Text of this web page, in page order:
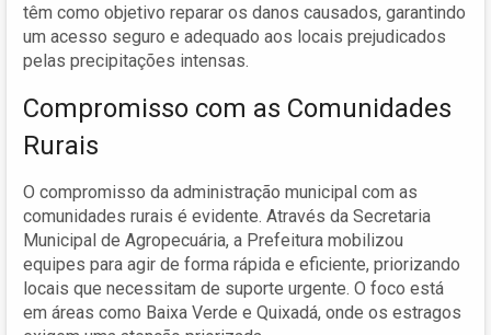
têm como objetivo reparar os danos causados, garantindo
um acesso seguro e adequado aos locais prejudicados
pelas precipitações intensas.
Compromisso com as Comunidades
Rurais
O compromisso da administração municipal com as
comunidades rurais é evidente. Através da Secretaria
Municipal de Agropecuária, a Prefeitura mobilizou
equipes para agir de forma rápida e eficiente, priorizando
locais que necessitam de suporte urgente. O foco está
em áreas como Baixa Verde e Quixadá, onde os estragos